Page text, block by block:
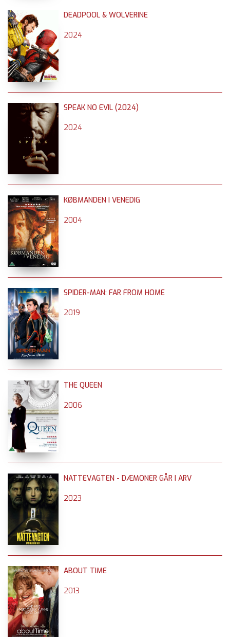
DEADPOOL & WOLVERINE
2024
SPEAK NO EVIL (2024)
2024
KØBMANDEN I VENEDIG
2004
SPIDER-MAN: FAR FROM HOME
2019
THE QUEEN
2006
NATTEVAGTEN - DÆMONER GÅR I ARV
2023
ABOUT TIME
2013